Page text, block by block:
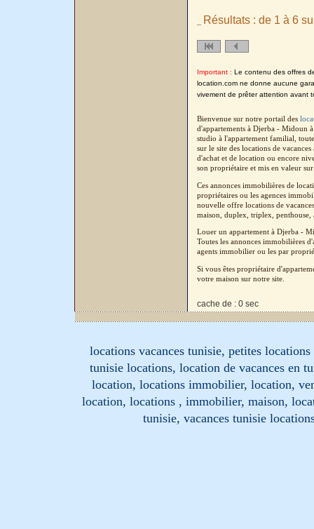
Résultats : de 1 à 6
Important : Le contenu des offres
location.com ne donne aucune
vivement de prêter attention avant
Bienvenue sur notre portail des
d'appartements à Djerba - Midoun
studio à l'appartement familial,
sur le site des locations de
d'achat et de location ou encore
son propriétaire et mis en valeur
Ces annonces immobilières de
propriétaires ou les agences
nouvelle offre locations de
maison, duplex, triplex, penthouse,
Louer un appartement à Djerba -
Toutes les annonces immobilières
agents immobilier ou les par
Si vous êtes propriétaire
votre maison sur notre site.
cache de : 0 sec
locations vacances tunisie, petites
tunisie locations, location de vacances en
location, locations immobilier, location,
location, locations , immobilier, maison,
tunisie, vacances tunisie